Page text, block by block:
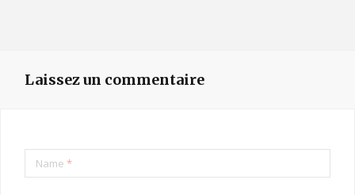
Laissez un commentaire
Name *